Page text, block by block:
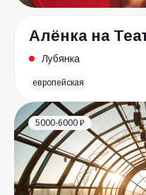
Алёнка на
Лубянка
европейская
5000-6000 ₽